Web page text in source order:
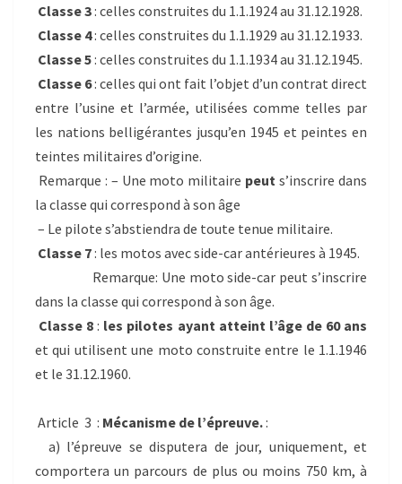
Classe 3: celles construites du 1.1.1924 au 31.12.1928.
Classe 4: celles construites du 1.1.1929 au 31.12.1933.
Classe 5: celles construites du 1.1.1934 au 31.12.1945.
Classe 6: celles qui ont fait l’objet d’un contrat direct
entre l’usine et l’armée, utilisées comme telles par
les nations belligérantes jusqu’en 1945 et peintes en
teintes militaires d’origine.
Remarque : – Une moto militaire peut s’inscrire dans
la classe qui correspond à son âge
– Le pilote s’abstiendra de toute tenue militaire.
Classe 7: les motos avec side-car antérieures à 1945.
Remarque: Une moto side-car peut s’inscrire
dans la classe qui correspond à son âge.
Classe 8 : les pilotes ayant atteint l’âge de 60 ans
et qui utilisent une moto construite entre le 1.1.1946
et le 31.12.1960.
Article 3 : Mécanisme de l’épreuve.:
a) l’épreuve se disputera de jour, uniquement, et
comportera un parcours de plus ou moins 750 km, à